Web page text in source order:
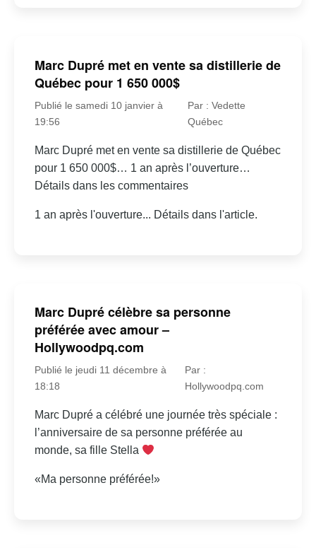
Marc Dupré met en vente sa distillerie de
Québec pour 1 650 000$
Publié le samedi 10 janvier à
19:56
Par : Vedette
Québec
Marc Dupré met en vente sa distillerie de Québec
pour 1 650 000$… 1 an après l’ouverture…
Détails dans les commentaires
1 an après l'ouverture... Détails dans l'article.
Marc Dupré célèbre sa personne
préférée avec amour –
Hollywoodpq.com
Publié le jeudi 11 décembre à
18:18
Par :
Hollywoodpq.com
Marc Dupré a célébré une journée très spéciale :
l’anniversaire de sa personne préférée au
monde, sa fille Stella
«Ma personne préférée!»